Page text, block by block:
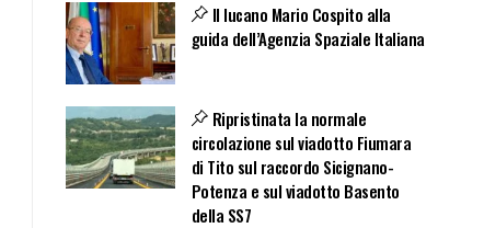
Il lucano Mario Cospito alla
guida dell’Agenzia Spaziale Italiana
Ripristinata la normale
circolazione sul viadotto Fiumara
di Tito sul raccordo Sicignano-
Potenza e sul viadotto Basento
della SS7